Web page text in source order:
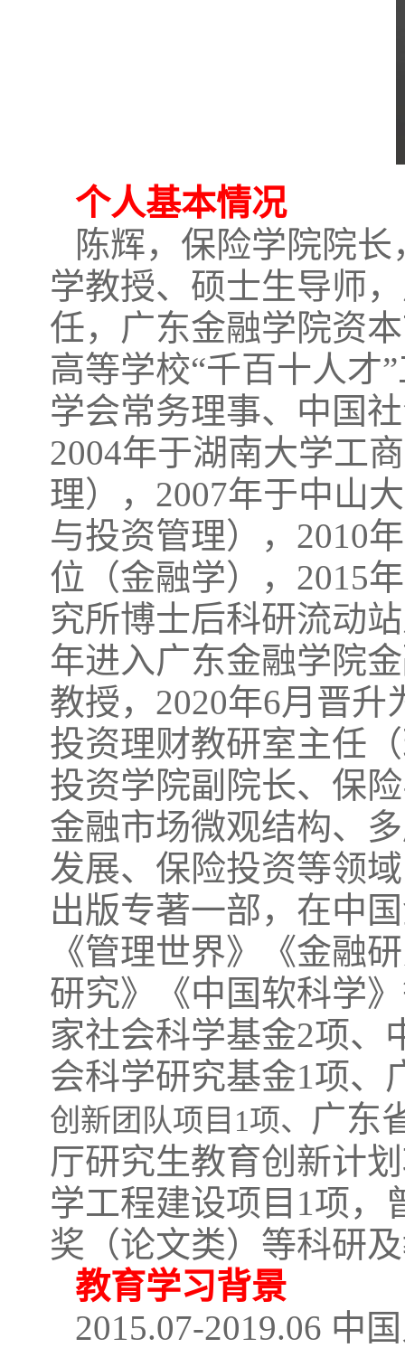
个人基本情况
陈辉，保险学院院
学教授、硕士生导师
任，广东金融学院资
高等学校“千百十人才
学会常务理事、中国
2004年于湖南大学工
理），2007年于中山
与投资管理），2010
位（金融学），2015
究所博士后科研流动
年进入广东金融学院
教授，2020年6月晋
投资理财教研室主任
投资学院副院长、保
金融市场微观结构、
发展、保险投资等领
出版专著一部，在中
《管理世界》《金融
研究》《中国软科学
家社会科学基金2项、
会科学研究基金1项、
创新团队项目1项、 广东
厅研究生教育创新计
学工程建设项目1项，
奖（论文类）等科研
教育学习背景
2015.07-2019.06 中